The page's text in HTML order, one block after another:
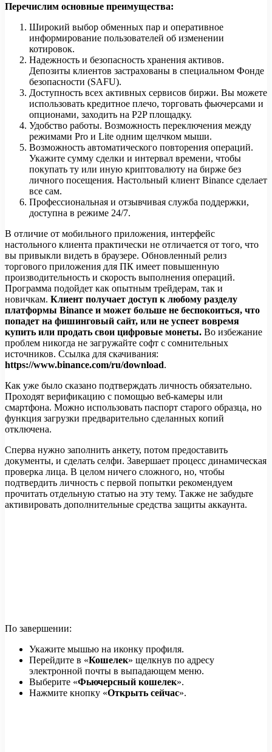
Перечислим основные преимущества:
Широкий выбор обменных пар и оперативное
информирование пользователей об изменении
котировок.
Надежность и безопасность хранения активов.
Депозиты клиентов застрахованы в специальном Фонде
безопасности (SAFU).
Доступность всех активных сервисов биржи. Вы можете
использовать кредитное плечо, торговать фьючерсами и
опционами, заходить на P2P площадку.
Удобство работы. Возможность переключения между
режимами Pro и Lite одним щелчком мыши.
Возможность автоматического повторения операций.
Укажите сумму сделки и интервал времени, чтобы
покупать ту или иную криптовалюту на бирже без
личного посещения. Настольный клиент Binance сделает
все сам.
Профессиональная и отзывчивая служба поддержки,
доступна в режиме 24/7.
В отличие от мобильного приложения, интерфейс
настольного клиента практически не отличается от того, что
вы привыкли видеть в браузере. Обновленный релиз
торгового приложения для ПК имеет повышенную
производительность и скорость выполнения операций.
Программа подойдет как опытным трейдерам, так и
новичкам. Клиент получает доступ к любому разделу
платформы Binance и может больше не беспокоиться, что
попадет на фишинговый сайт, или не успеет вовремя
купить или продать свои цифровые монеты. Во избежание
проблем никогда не загружайте софт с сомнительных
источников. Ссылка для скачивания:
https://www.binance.com/ru/download.
Как уже было сказано подтверждать личность обязательно.
Проходят верификацию с помощью веб-камеры или
смартфона. Можно использовать паспорт старого образца, но
функция загрузки предварительно сделанных копий
отключена.
Сперва нужно заполнить анкету, потом предоставить
документы, и сделать селфи. Завершает процесс динамическая
проверка лица. В целом ничего сложного, но, чтобы
подтвердить личность с первой попытки рекомендуем
прочитать отдельную статью на эту тему. Также не забудьте
активировать дополнительные средства защиты аккаунта.
По завершении:
Укажите мышью на иконку профиля.
Перейдите в «Кошелек» щелкнув по адресу
электронной почты в выпадающем меню.
Выберите «Фьючерсный кошелек».
Нажмите кнопку «Открыть сейчас».